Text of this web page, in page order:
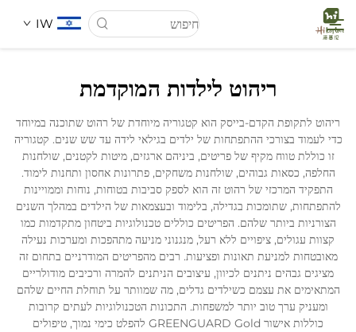
IW
עַל אָמַת
מוצרים
חֲדָשִים
מקרים
ריהוט לילדות המוקדמת
ריהוט לתקופת הקדם-בייסק הוא קטגוריה מיוחדת של רהוט שתוכנה במיוחד
כדי לעמוד בצורכי ההתפתחות של ילדים בגילאי לידה עד שש שנים. קטגוריה
זו כוללת טווח מקיף של פריטים, ביניהם ארגזים, מיטות לקטנים, שולחנות
החלפה, כסאות גבוהים, שולחנות משחקים, פתרונות אחסון ותחנות לימוד.
התפקיד המרכזי של רהוט זה הוא לספק סביבות בטוחות, נוחות וממויינות
להתפתחות, שתומכות בגדילה, בלימוד ובעצמאות של הילדים במהלך השנים
הצורניות ביותר שלהם. הפריטים כוללים טכנולוגיות ביטחון מתקדמות כמו
קצוות עגולים, ציפויים ללא רעל, מנגנוני מניעה מתהפכות ומערכות נעילה
מאובטחות למניעת תאונות ופציעות. רבים מהפריטים המודרניים בתחום זה
מציגים גבהים ניתנים לכיוון, עיצובים הניתנים להמרה ורכיבים מודולריים
המתאימים את עצמם כשילדים גדלים, מה שמוותר על תוחלת החיים שלהם
ומעניק ערך טוב יותר למשפחות. התכונות הטכנולוגיות לעתים קרובות
כוללות אישור GREENGUARD Gold להפלט כימי נמוך, טיפולים